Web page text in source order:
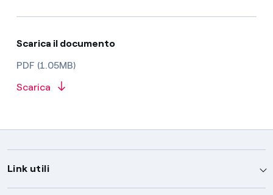
Scarica il documento
PDF (1.05MB)
Scarica
Link utili